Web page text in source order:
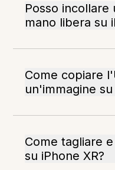
Posso incollare
mano libera su
Come copiare
un'immagine su
Come tagliare
su iPhone XR?